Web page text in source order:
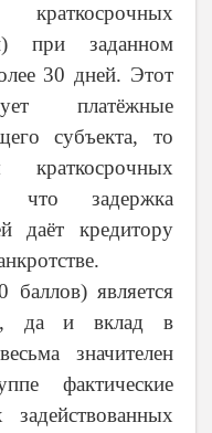
при заданном
30 дней. Этот
платёжные
субъекта, то
что задержка
даёт кредитору
баллов) является
да и вклад в
значителен
фактические